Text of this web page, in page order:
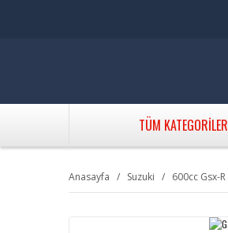
TÜM KATEGORİLER
Anasayfa Suzuki 600cc Gsx-R